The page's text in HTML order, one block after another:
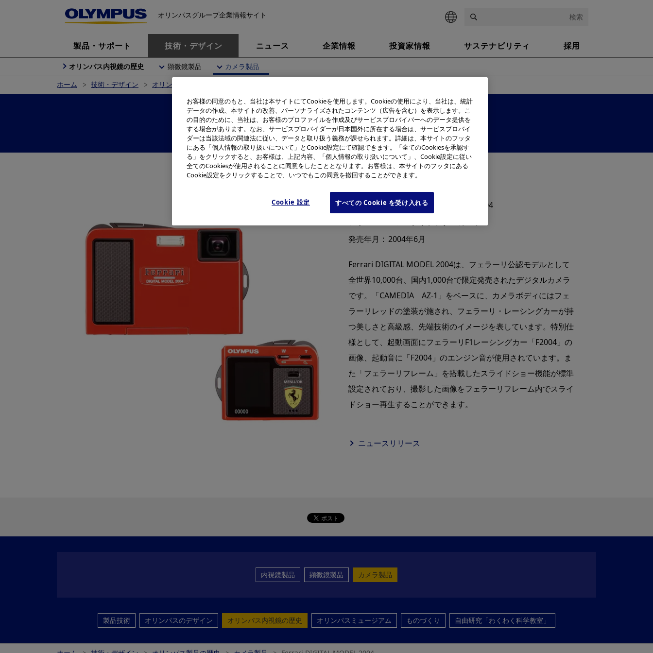
オリンパスグループ企業情報サイト 検索
製品・サポート 技術・デザイン ニュース 企業情報 投資家情報 サステナビリティ 採用
オリンパス内視鏡の歴史 顕微鏡製品
カメラ製品
ホーム
技術・デザイン オリンパス製品の歴史
Ferrari DIGITAL MODEL 2004
製品名
Ferrari DIGITAL MODEL 2004
発売年月
2004年6月
Ferrari DIGITAL MODEL 2004は、フェラーリ公認モデルとして
全世界10,000台、国内1,000台で限定発売されたデジタルカメラ
です。「CAMEDIA AZ-1」をベースに、カメラボディにはフェ
ラーリレッドの塗装が施され、フェラーリ・レーシングカーが持
つ美しさと高級感、先端技術のイメージを表しています。特別仕
様として、起動画面にフェラーリF1レーシングカー「F2004」の
画像、起動音に「F2004」のエンジン音が使用されています。ま
た「フェラーリフレーム」を搭載したスライドショー機能が標準
設定されており、撮影した画像をフェラーリフレーム内でスライ
ドショー再生することができます。
ニュースリリース
内視鏡製品 顕微鏡製品 カメラ製品
製品技術 オリンパスのデザイン オリンパス内視鏡の歴史 オリンパスミュージアム ものづくり 自由研究「わくわく科学教室」
お客様の同意のもと、当社は本サイトにてCookieを使用します。Cookieの使用により、当社は、統計
データの作成、本サイトの改善、パーソナライズされたコンテンツ（広告を含む）を表示します。こ
の目的のために、当社は、お客様のプロファイルを作成及びサービスプロバイバーへのデータ提供を
する場合があります。なお、サービスプロバイダーが日本国外に所在する場合は、サービスプロバイ
ダーは当該法域の関連法に従い、データと取り扱う義務が課せられます。詳細は、本サイトのフッタ
にある「個人情報の取り扱いについて」とCookie設定にて確認できます。「全てのCookiesを承認す
る」をクリックすると、お客様は、上記内容、「個人情報の取り扱いについて」、Cookie設定に従い
全てのCookiesが使用されることに同意をしたこととなります。お客様は、本サイトのフッタにある
Cookie設定をクリックすることで、いつでもこの同意を撤回することができます。
Cookie 設定 すべての Cookie を受け入れる